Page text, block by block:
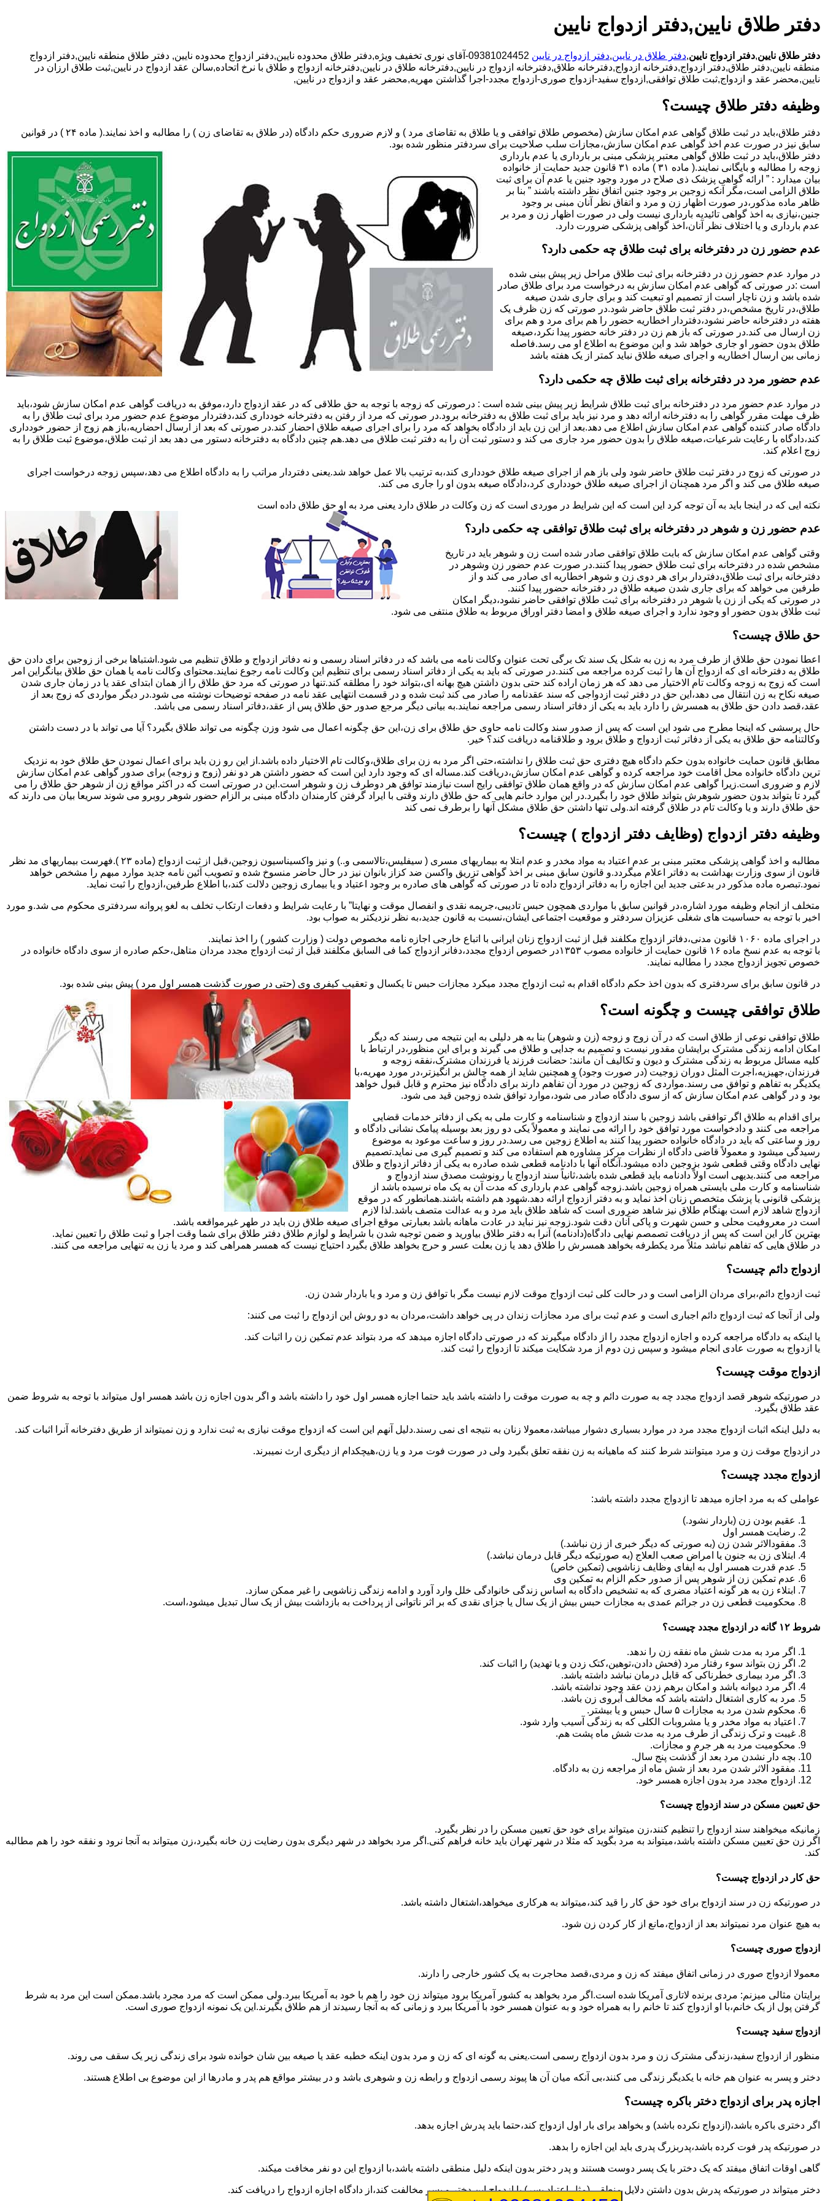
دفتر طلاق نایین,دفتر ازدواج نایین
دفتر طلاق نایین,دفتر ازدواج نایین,دفتر طلاق در نایین,دفتر ازدواج در نایین
دفتر طلاق منطقه نایین,دفتر ازدواج
منطقه نایین,دفتر طلاق,دفتر ازدواج,دفترخانه ازدواج,دفترخانه طلاق,دفترخانه ازدواج در نایین,دفترخانه طلاق در نایین,دفترخانه ازدواج و طلاق با نرخ اتحاده,سالن عقد ازدواج در نایین,ثبت طلاق ارزان در
نایین,محضر عقد و ازدواج,ثبت طلاق توافقی,ازدواج سفید-ازدواج صوری-ازدواج مجدد-اجرا گذاشتن مهریه,محضر عقد و ازدواج در نایین,
وظیفه دفتر طلاق چیست؟
دفتر طلاق،باید در ثبت طلاق گواهی عدم امکان سازش (مخصوص طلاق توافقی و یا طلاق به تقاضای مرد ) و لازم ضروری حکم دادگاه (در طلاق به تقاضای زن ) را مطالبه و اخذ نمایند.( ماده ۲۴ ) در قوانین
سابق نیز در صورت عدم اخذ گواهی عدم امکان سازش،مجازات سلب صلاحیت برای سردفتر منظور شده بود.
دفتر طلاق،باید در ثبت طلاق گواهی معتبر پزشکی مبنی بر بارداری یا عدم بارداری
زوجه را مطالبه و بایگانی نمایند.( ماده ۳۱ ) ماده ۳۱ قانون جدید حمایت از خانواده
بیان میدارد : ” ارائه گواهی پزشک ذی صلاح در مورد وجود جنین یا عدم آن برای ثبت
طلاق الزامی است،مگر آنکه زوجین بر وجود جنین اتفاق نظر داشته باشند ” بنا بر
ظاهر ماده مذکور،در صورت اظهار زن و مرد و اتفاق نظر آنان مبنی بر وجود
جنین،نیازی به اخذ گواهی تائیدیه بارداری نیست ولی در صورت اظهار زن و مرد بر
عدم بارداری و یا اختلاف نظر آنان،اخذ گواهی پزشکی ضرورت دارد.
عدم حضور زن در دفترخانه برای ثبت طلاق چه حکمی دارد؟
در موارد عدم حضور زن در دفترخانه برای ثبت طلاق مراحل زیر پیش بینی شده
است :در صورتی که گواهی عدم امکان سازش به درخواست مرد برای طلاق صادر
شده باشد و زن ناچار است از تصمیم او تبعیت کند و برای جاری شدن صیغه
طلاق،در تاریخ مشخص،در دفتر ثبت طلاق حاضر شود.در صورتی که زن ظرف یک
هفته در دفترخانه حاضر نشود،دفتردار اخطاریه حضور را هم برای مرد و هم برای
زن ارسال می کند.در صورتی که باز هم زن در دفتر خانه حضور پیدا نکرد،صیغه
طلاق بدون حضور او جاری خواهد شد و این موضوع به اطلاع او می رسد.فاصله
زمانی بین ارسال اخطاریه و اجرای صیغه طلاق نباید کمتر از یک هفته باشد
عدم حضور مرد در دفترخانه برای ثبت طلاق چه حکمی دارد؟
در موارد عدم حضور مرد در دفترخانه برای ثبت طلاق شرایط زیر پیش بینی شده است : درصورتی که زوجه با توجه به حق طلاقی که در عقد ازدواج دارد،موفق به دریافت گواهی عدم امکان سازش شود،باید
ظرف مهلت مقرر گواهی را به دفترخانه ارائه دهد و مرد نیز باید برای ثبت طلاق به دفترخانه برود.در صورتی که مرد از رفتن به دفترخانه خودداری کند،دفتردار موضوع عدم حضور مرد برای ثبت طلاق را به
دادگاه صادر کننده گواهی عدم امکان سازش اطلاع می دهد.بعد از این زن باید از دادگاه بخواهد که مرد را برای اجرای صیغه طلاق احضار کند.در صورتی که بعد از ارسال احضاریه،باز هم زوج از حضور خودداری
کند،دادگاه با رعایت شرعیات،صیغه طلاق را بدون حضور مرد جاری می کند و دستور ثبت آن را به دفتر ثبت طلاق می دهد.هم چنین دادگاه به دفترخانه دستور می دهد بعد از ثبت طلاق،موضوع ثبت طلاق را به
زوج اعلام کند.
در صورتی که زوج در دفتر ثبت طلاق حاضر شود ولی باز هم از اجرای صیغه طلاق خودداری کند،به ترتیب بالا عمل خواهد شد.یعنی دفتردار مراتب را به دادگاه اطلاع می دهد،سپس زوجه درخواست اجرای
صیغه طلاق می کند و اگر مرد همچنان از اجرای صیغه طلاق خودداری کرد،دادگاه صیغه بدون او را جاری می کند.
نکته ایی که در اینجا باید به آن توجه کرد این است که این شرایط در موردی است که زن وکالت در طلاق دارد یعنی مرد به او حق طلاق داده است
عدم حضور زن و شوهر در دفترخانه برای ثبت طلاق توافقی چه حکمی دارد؟
وقتی گواهی عدم امکان سازش که بابت طلاق توافقی صادر شده است زن و شوهر باید در تاریخ
مشخص شده در دفترخانه برای ثبت طلاق حضور پیدا کنند.در صورت عدم حضور زن وشوهر در
دفترخانه برای ثبت طلاق،دفتردار برای هر دوی زن و شوهر اخطاریه ای صادر می کند و از
طرفین می خواهد که برای جاری شدن صیغه طلاق در دفترخانه حضور پیدا کنند.
در صورتی که یکی از زن یا شوهر در دفترخانه برای ثبت طلاق توافقی حاضر نشود،دیگر امکان
ثبت طلاق بدون حضور او وجود ندارد و اجرای صیغه طلاق و امضا دفتر اوراق مربوط به طلاق منتفی می شود.
حق طلاق چیست؟
اعطا نمودن حق طلاق از طرف مرد به زن به شکل یک سند تک برگی تحت عنوان وکالت نامه می باشد که در دفاتر اسناد رسمی و نه دفاتر ازدواج و طلاق تنظیم می شود.اشتباها برخی از زوجین برای دادن حق
طلاق به دفترخانه ای که ازدواج آن ها را ثبت کرده مراجعه می کنند.در صورتی که باید به یکی از دفاتر اسناد رسمی برای تنظیم این وکالت نامه رجوع نمایند.محتوای وکالت نامه یا همان حق طلاق بیانگراین امر
است که زوج به زوجه وکالت تام الاختیار می دهد که هر زمان اراده کند حتی بدون داشتن هیچ بهانه ای،بتواند خود را مطلقه کند.تنها در صورتی که مرد حق طلاق را از همان ابتدای عقد یا در زمان جاری شدن
صیغه نکاح به زن انتقال می دهد،این حق در دفتر ثبت ازدواجی که سند عقدنامه را صادر می کند ثبت شده و در قسمت انتهایی عقد نامه در صفحه توضیحات نوشته می شود.در دیگر مواردی که زوج بعد از
عقد،قصد دادن حق طلاق به همسرش را دارد باید به یکی از دفاتر اسناد رسمی مراجعه نمایند.به بیانی دیگر مرجع صدور حق طلاق پس از عقد،دفاتر اسناد رسمی می باشد.
حال پرسشی که اینجا مطرح می شود این است که پس از صدور سند وکالت نامه حاوی حق طلاق برای زن،این حق چگونه اعمال می شود وزن چگونه می تواند طلاق بگیرد؟ آیا می تواند با در دست داشتن
وکالتنامه حق طلاق به یکی از دفاتر ثبت ازدواج و طلاق برود و طلاقنامه دریافت کند؟ خیر.
مطابق قانون حمایت خانواده بدون حکم دادگاه هیچ دفتری حق ثبت طلاق را نداشته،حتی اگر مرد به زن برای طلاق،وکالت تام الاختیار داده باشد.از این رو زن باید برای اعمال نمودن حق طلاق خود به نزدیک
ترین دادگاه خانواده محل اقامت خود مراجعه کرده و گواهی عدم امکان سازش،دریافت کند.مساله ای که وجود دارد این است که حضور داشتن هر دو نفر (زوج و زوجه) برای صدور گواهی عدم امکان سازش
لازم و ضروری است.زیرا گواهی عدم امکان سازش که در واقع همان طلاق توافقی رایج است نیازمند توافق هر دوطرف زن و شوهر است.این در صورتی است که در اکثر مواقع زن از شوهر حق طلاق را می
گیرد تا بتواند بدون حضور شوهرش بتواند طلاق خود را بگیرد.در این موارد خانم هایی که حق طلاق دارند وقتی با ایراد گرفتن کارمندان دادگاه مبنی بر الزام حضور شوهر روبرو می شوند سریعا بیان می دارند که
حق طلاق دارند و یا وکالت تام در طلاق گرفته اند.ولی تنها داشتن حق طلاق مشکل آنها را برطرف نمی کند
وظیفه دفتر ازدواج (وظایف دفتر ازدواج ) چیست؟
مطالبه و اخذ گواهی پزشکی معتبر مبنی بر عدم اعتیاد به مواد مخدر و عدم ابتلا به بیماریهای مسری ( سیفلیس،تالاسمی و..) و نیز واکسیناسیون زوجین،قبل از ثبت ازدواج (ماده ۲۳ ).فهرست بیماریهای مد نظر
قانون از سوی وزارت بهداشت به دفاتر اعلام میگردد.و قانون سابق مبنی بر اخذ گواهی تزریق واکسن ضد کزاز بانوان نیز در حال حاضر منسوخ شده و تصویب آئین نامه جدید موارد مبهم را مشخص خواهد
نمود.تبصره ماده مذکور در بدعتی جدید این اجازه را به دفاتر ازدواج داده تا در صورتی که گواهی های صادره بر وجود اعتیاد و یا بیماری زوجین دلالت کند،با اطلاع طرفین،ازدواج را ثبت نماید.
متخلف از انجام وظیفه مورد اشاره،در قوانین سابق با مواردی همچون حبس تادیبی،جریمه نقدی و انفصال موقت و نهایتا” با رعایت شرایط و دفعات ارتکاب تخلف به لغو پروانه سردفتری محکوم می شد.و مورد
اخیر با توجه به حساسیت های شغلی عزیزان سردفتر و موقعیت اجتماعی ایشان،نسبت به قانون جدید،به نظر نزدیکتر به صواب بود.
در اجرای ماده ۱۰۶۰ قانون مدنی،دفاتر ازدواج مکلفند قبل از ثبت ازدواج زنان ایرانی با اتباع خارجی اجازه نامه مخصوص دولت ( وزارت کشور ) را اخذ نمایند.
با توجه به عدم نسخ ماده ۱۶ قانون حمایت از خانواده مصوب ۱۳۵۳در خصوص ازدواج مجدد،دفانر ازدواج کما فی السابق مکلفند قبل از ثبت ازدواج مجدد مردان متاهل،حکم صادره از سوی دادگاه خانواده در
خصوص تجویز ازدواج مجدد را مطالبه نمایند.
در قانون سابق برای سردفتری که بدون اخذ حکم دادگاه اقدام به ثبت ازدواج مجدد میکرد مجازات حبس تا یکسال و تعقیب کیفری وی (حتی در صورت گذشت همسر اول مرد ) پیش بینی شده بود.
طلاق توافقی چیست و چگونه است؟
طلاق توافقی نوعی از طلاق است که در آن زوج و زوجه (زن و شوهر) بنا به هر دلیلی به این نتیجه می رسند که دیگر
امکان ادامه زندگی مشترک برایشان مقدور نیست و تصمیم به جدایی و طلاق می گیرند و برای این منظور،در ارتباط با
کلیه مسائل مربوط به زندگی مشترک و دیون و تکالیف آن مانند: حضانت فرزند یا فرزندان مشترک،نفقه زوجه و
فرزندان،جهیزیه،اجرت المثل دوران زوجیت (در صورت وجود) و همچنین شاید از همه چالش بر انگیزتر،در مورد مهریه،با
یکدیگر به تفاهم و توافق می رسند.مواردی که زوجین در مورد آن تفاهم دارند برای دادگاه نیز محترم و قابل قبول خواهد
بود و در گواهی عدم امکان سازش که از سوی دادگاه صادر می شود،موارد توافق شده زوجین قید می شود.
برای اقدام به طلاق اگر توافقی باشد زوجین با سند ازدواج و شناسنامه و کارت ملی به یکی از دفاتر خدمات قضایی
مراجعه می کنند و دادخواست مورد توافق خود را ارائه می نمایند و معمولاً یکی دو روز بعد بوسیله پیامک نشانی دادگاه و
روز و ساعتی که باید در دادگاه خانواده حضور پیدا کنند به اطلاع زوجین می رسد.در روز و ساعت موعود به موضوع
رسیدگی میشود و معمولاً قاضی دادگاه از نظرات مرکز مشاوره هم استفاده می کند و تصمیم گیری می نماید.تصمیم
نهایی دادگاه وقتی قطعی شود بزوجین داده میشود.آنگاه آنها با دادنامه قطعی شده صادره به یکی از دفاتر ازدواج و طلاق
مراجعه می کنند.بدیهی است اولاً دادنامه باید قطعی شده باشد،ثانیاً سند ازدواج یا رونوشت مصدق سند ازدواج و
شناسنامه و کارت ملی بایستی همراه زوجین باشد.زوجه گواهی عدم بارداری که مدت آن به یک ماه نرسیده باشد از
پزشکی قانونی یا پزشک متخصص زنان اخذ نماید و به دفتر ازدواج ارائه دهد.شهود هم داشته باشند.همانطور که در موقع
ازدواج شاهد لازم است بهنگام طلاق نیز شاهد ضروری است که شاهد طلاق باید مرد و به عدالت متصف باشد.لذا لازم
است در معروفیت محلی و حسن شهرت و پاکی آنان دقت شود.زوجه نیز نباید در عادت ماهانه باشد بعبارتی موقع اجرای صیغه طلاق زن باید در طهر غیرمواقعه باشد.
بهترین کار این است که پس از دریافت تصمصم نهایی دادگاه(دادنامه) آنرا به دفتر طلاق بیاورید و ضمن توجیه شدن با شرایط و لوازم طلاق دفتر طلاق برای شما وقت اجرا و ثبت طلاق را تعیین نماید.
در طلاق هایی که تفاهم نباشد مثلاً مرد یکطرفه بخواهد همسرش را طلاق دهد یا زن بعلت عسر و حرج بخواهد طلاق بگیرد احتیاج نیست که همسر همراهی کند و مرد یا زن به تنهایی مراجعه می کنند.
ازدواج دائم چیست؟
ثبت ازدواج دائم،برای مردان الزامی است و در حالت کلی ثبت ازدواج موقت لازم نیست مگر با توافق زن و مرد و یا باردار شدن زن.
ولی از آنجا که ثبت ازدواج دائم اجباری است و عدم ثبت برای مرد مجازات زندان در پی خواهد داشت،مردان به دو روش این ازدواج را ثبت می کنند:
یا اینکه به دادگاه مراجعه کرده و اجازه ازدواج مجدد را از دادگاه میگیرند که در صورتی دادگاه اجازه میدهد که مرد بتواند عدم تمکین زن را اثبات کند.
یا ازدواج به صورت عادی انجام میشود و سپس زن دوم از مرد شکایت میکند تا ازدواج را ثبت کند.
ازدواج موقت چیست؟
در صورتیکه شوهر قصد ازدواج مجدد چه به صورت دائم و چه به صورت موقت را داشته باشد باید حتما اجازه همسر اول خود را داشته باشد و اگر بدون اجازه زن باشد همسر اول میتواند با توجه به شروط ضمن
عقد طلاق بگیرد.
به دلیل اینکه اثبات ازدواج مجدد مرد در موارد بسیاری دشوار میباشد،معمولا زنان به نتیجه ای نمی رسند.دلیل آنهم این است که ازدواج موقت نیازی به ثبت ندارد و زن نمیتواند از طریق دفترخانه آنرا اثبات کند.
در ازدواج موقت زن و مرد میتوانند شرط کنند که ماهیانه به زن نفقه تعلق بگیرد ولی در صورت فوت مرد و یا زن،هیچکدام از دیگری ارث نمیبرند.
ازدواج مجدد چیست؟
عواملی که به مرد اجازه میدهد تا ازدواج مجدد داشته باشد:
عقیم بودن زن (باردار نشود.)
رضایت همسر اول
مفقودالاثر شدن زن (به صورتی که دیگر خبری از زن نباشد.)
ابتلای زن به جنون یا امراض صعب العلاج (به صورتیکه دیگر قابل درمان نباشد.)
عدم قدرت همسر اول به ایفای وظایف زناشویی (تمکین خاص)
عدم تمکین زن از شوهر پس از صدور حکم الزام به تمکین وی
ابتلاء زن به هر گونه اعتیاد مضری که به تشخیص دادگاه به اساس زندگی خانوادگی خلل وارد آورد و ادامه زندگی زناشویی را غیر ممکن سازد.
محکومیت قطعی زن در جرائم عمدی به مجازات حبس بیش از یک سال یا جزای نقدی که بر اثر ناتوانی از پرداخت به بازداشت بیش از یک سال تبدیل می‎شود،است.
شروط ۱۲ گانه در ازدواج مجدد چیست؟
اگر مرد به مدت شش ماه نفقه زن را ندهد.
اگر زن بتواند سوء رفتار مرد (فحش دادن،توهین،کتک زدن و یا تهدید) را اثبات کند.
اگر مرد بیماری خطرناکی که قابل درمان نباشد داشته باشد.
اگر مرد دیوانه باشد و امکان برهم زدن عقد وجود نداشته باشد.
مرد به کاری اشتغال داشته باشد که مخالف آبروی زن باشد.
محکوم شدن مرد به مجازات ۵ سال حبس و یا بیشتر.
اعتیاد به مواد مخدر و یا مشروبات الکلی که به زندگی آسیب وارد شود.
غیبت و ترک زندگی از طرف مرد به مدت شش ماه پشت هم.
محکومیت مرد به هر جرم و مجازات.
بچه دار نشدن مرد بعد از گذشت پنج سال.
مفقود الاثر شدن مرد بعد از شش ماه از مراجعه زن به دادگاه.
ازدواج مجدد مرد بدون اجازه همسر خود.
حق تعیین مسکن در سند ازدواج چیست؟
زمانیکه میخواهند سند ازدواج را تنظیم کنند،زن میتواند برای خود حق تعیین مسکن را در نظر بگیرد.
اگر زن حق تعیین مسکن داشته باشد،میتواند به مرد بگوید که مثلا در شهر تهران باید خانه فراهم کنی.اگر مرد بخواهد در شهر دیگری بدون رضایت زن خانه بگیرد،زن میتواند به آنجا نرود و نفقه خود را هم مطالبه
کند.
حق کار در ازدواج چیست؟
در صورتیکه زن در سند ازدواج برای خود حق کار را قید کند،میتواند به هرکاری میخواهد،اشتغال داشته باشد.
به هیچ عنوان مرد نمیتواند بعد از ازدواج،مانع از کار کردن زن شود.
ازدواج صوری چیست؟
معمولا ازدواج صوری در زمانی اتفاق میفتد که زن و مردی،قصد محاجرت به یک کشور خارجی را دارند.
برایتان مثالی میزنم: مردی برنده لاتاری آمریکا شده است.اگر مرد بخواهد به کشور آمریکا برود میتواند زن خود را هم با خود به آمریکا ببرد.ولی ممکن است که مرد مجرد باشد.ممکن است این مرد به شرط
گرفتن پول از یک خانم،با او ازدواج کند تا خانم را به همراه خود و به عنوان همسر خود با آمریکا ببرد و زمانی که به آنجا رسیدند از هم طلاق بگیرند.این یک نمونه ازدواج صوری است.
ازدواج سفید چیست؟
منظور از ازدواج سفید،زندگی مشترک زن و مرد بدون ازدواج رسمی است.یعنی به گونه ای که زن و مرد بدون اینکه خطبه عقد یا صیغه بین شان خوانده شود برای زندگی زیر یک سقف می روند.
دختر و پسر به عنوان هم خانه با یکدیگر زندگی می کنند،بی آنکه میان آن ها پیوند رسمی ازدواج و رابطه زن و شوهری باشد و در بیشتر مواقع هم پدر و مادرها از این موضوع بی اطلاع هستند.
اجازه پدر برای ازدواج دختر باکره چیست؟
اگر دختری باکره باشد،(ازدواج نکرده باشد) و بخواهد برای بار اول ازدواج کند،حتما باید پدرش اجازه بدهد.
در صورتیکه پدر فوت کرده باشد،پدربزرگ پدری باید این اجازه را بدهد.
گاهی اوقات اتفاق میفتد که یک دختر با یک پسر دوست هستند و پدر دختر بدون اینکه دلیل منطقی داشته باشد،با ازدواج این دو نفر مخافت میکند.
دختر میتواند در صورتیکه پدرش بدون داشتن دلایل منطقی (مثل اعتیاد پسر) با ازدواج این دختر و پسر مخالفت کند،از دادگاه اجازه ازدواج را دریافت کند.